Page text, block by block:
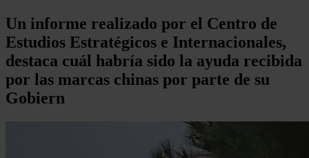
Un informe realizado por el Centro de
Estudios Estratégicos e Internacionales,
destaca cuál habría sido la ayuda recibida
por las marcas chinas por parte de su
Gobiern